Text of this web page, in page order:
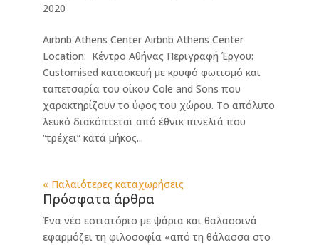
2020
Airbnb Athens Center Airbnb Athens Center
Location: Κέντρο Αθήνας Περιγραφή Έργου:
Customised κατασκευή με κρυφό φωτισμό και
ταπετσαρία του οίκου Cole and Sons που
χαρακτηρίζουν το ύφος του χώρου. Το απόλυτο
λευκό διακόπτεται από έθνικ πινελιά που
“τρέχει” κατά μήκος...
« Παλαιότερες καταχωρήσεις
Πρόσφατα άρθρα
Ένα νέο εστιατόριο με ψάρια και θαλασσινά
εφαρμόζει τη φιλοσοφία «από τη θάλασσα στο